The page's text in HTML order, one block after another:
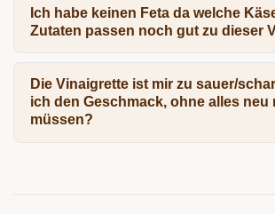
Ich habe keinen Feta da welche
Zutaten passen noch gut zu dieser
Die Vinaigrette ist mir zu sauer/
ich den Geschmack, ohne alles neu
müssen?